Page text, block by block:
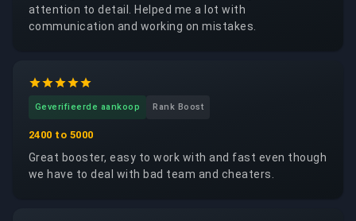
attention to detail. Helped me a lot with
communication and working on mistakes.
Geverifieerde aankoop Rank Boost
2400 to 5000
Great booster, easy to work with and fast even though
we have to deal with bad team and cheaters.